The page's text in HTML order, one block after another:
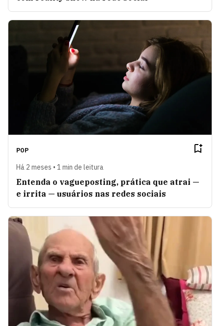
POP
Há 2 meses • 1 min de leitura
Entenda o vagueposting, prática que atrai —
e irrita — usuários nas redes sociais